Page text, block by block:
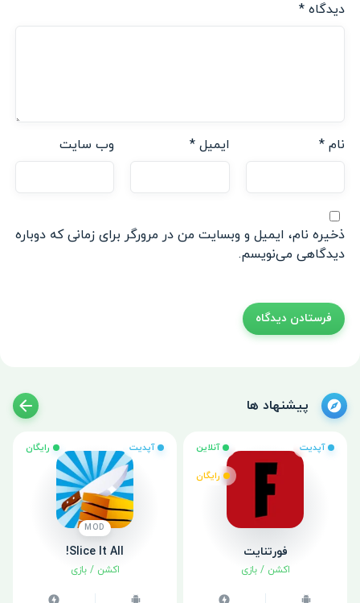
دیدگاه *
نام * ایمیل* وب‌ سایت
ذخیره نام، ایمیل و وبسایت من در مرورگر برای زمانی که دوباره
دیدگاهی می‌نویسم.
پیشنهاد ها
آپدیت آنلاین
رایگان
فورتنایت
اکشن /بازی
آپدیت رایگان
MOD
Slice It All!
اکشن /بازی